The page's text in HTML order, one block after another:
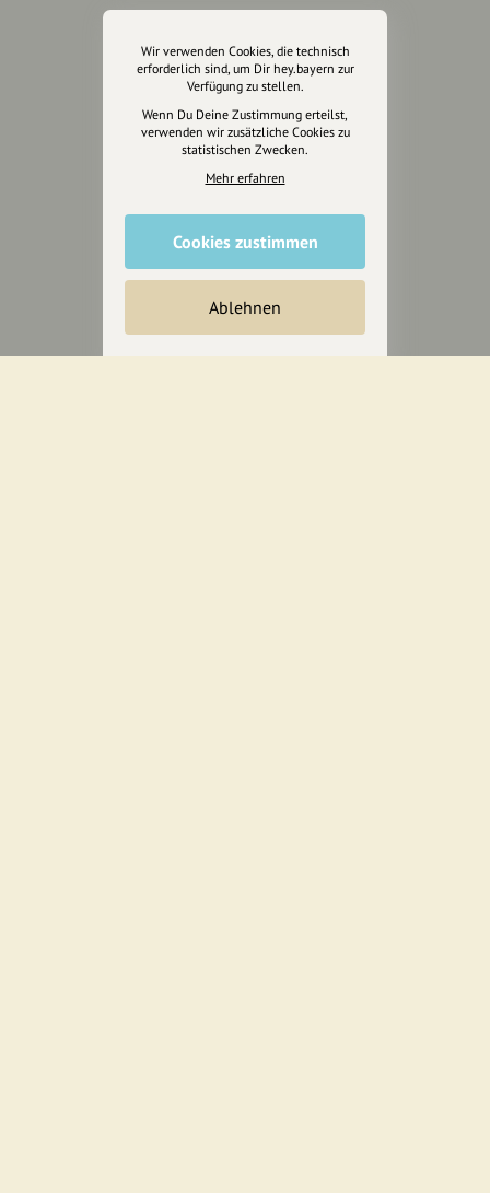
Unterstütze
unsere Plattform
hey.bayern ist ein Projekt von
uns für unsere Region und
für alle, die uns besuchen
Inhalte vorschlagen
Wir verwenden Cookies, die technisch
erforderlich sind, um Dir hey.bayern zur
Verfügung zu stellen.
Wenn Du Deine Zustimmung erteilst,
verwenden wir zusätzliche Cookies zu
statistischen Zwecken.
Mehr erfahren
Cookies zustimmen
Ablehnen